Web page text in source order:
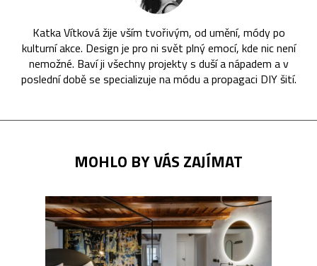
Katka Vítková žije vším tvořivým, od umění, módy po
kulturní akce. Design je pro ni svět plný emocí, kde nic není
nemožné. Baví ji všechny projekty s duší a nápadem a v
poslední době se specializuje na módu a propagaci DIY šití.
MOHLO BY VÁS ZAJÍMAT